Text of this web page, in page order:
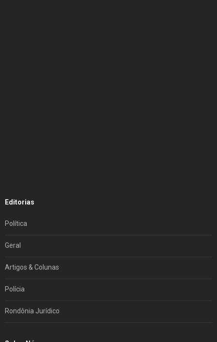
Editorias
Política
Geral
Artigos & Colunas
Polícia
Rondônia Jurídico